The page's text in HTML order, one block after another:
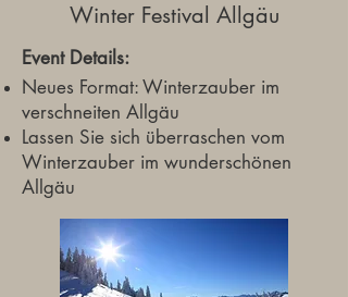
Winter Festival Allgäu
Event Details:
Neues Format: Winterzauber im
verschneiten Allgäu
Lassen Sie sich überraschen vom
Winterzauber im wunderschönen
Allgäu